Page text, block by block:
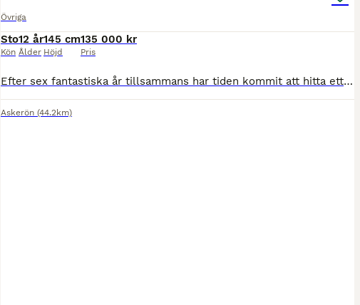
Övriga
Sto
Kön
12 år
Ålder
145 cm
Höjd
135 000 kr
Pris
Efter sex fantastiska år tillsammans har tiden kommit att hitta ett nytt hem till vår fina Silver. Vi importerade henne från Irland i maj 2020. Silver är en snäll och okomplicerad ponny med mycket personlighet. Hon tycker om att arbeta och kan ibland bjuda på lite bus, men är alltid vänlig i all hantering. Jag har hanterat & ridit henne ensam sedan jag var 11. Hon har
Askerön (44.2km)